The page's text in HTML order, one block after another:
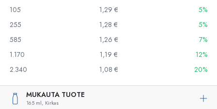
105
1,29 €
5%
255
1,28 €
5%
585
1,26 €
7%
1.170
1,19 €
12%
2.340
1,08 € 20%
MUKAUTA TUOTE
165 ml, Kirkas